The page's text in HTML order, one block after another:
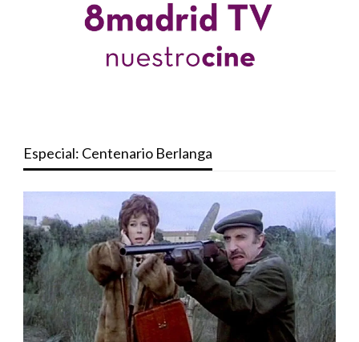
Especial: Centenario Berlanga